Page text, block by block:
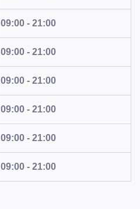
09:00 - 21:00
09:00 - 21:00
09:00 - 21:00
09:00 - 21:00
09:00 - 21:00
09:00 - 21:00